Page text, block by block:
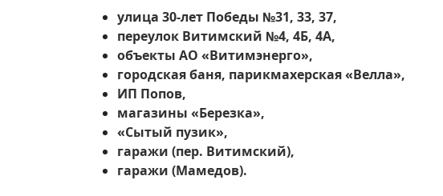
улица 30-лет Победы №31, 33, 37,
переулок Витимский №4, 4Б, 4А,
объекты АО «Витимэнерго»,
городская баня, парикмахерская «Велла»,
ИП Попов,
магазины «Березка»,
«Сытый пузик»,
гаражи (пер. Витимский),
гаражи (Мамедов).